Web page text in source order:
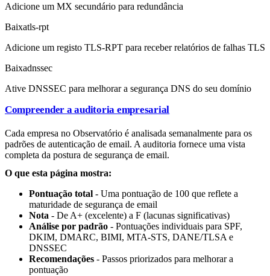
Adicione um MX secundário para redundância
Baixatls-rpt
Adicione um registo TLS-RPT para receber relatórios de falhas TLS
Baixadnssec
Ative DNSSEC para melhorar a segurança DNS do seu domínio
Compreender a auditoria empresarial
Cada empresa no Observatório é analisada semanalmente para os
padrões de autenticação de email. A auditoria fornece uma vista
completa da postura de segurança de email.
O que esta página mostra:
Pontuação total - Uma pontuação de 100 que reflete a
maturidade de segurança de email
Nota - De A+ (excelente) a F (lacunas significativas)
Análise por padrão - Pontuações individuais para SPF,
DKIM, DMARC, BIMI, MTA-STS, DANE/TLSA e
DNSSEC
Recomendações - Passos priorizados para melhorar a
pontuação